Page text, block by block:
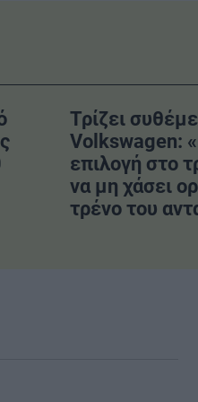
Τρίζει
Volkswagen:
επιλογή στο
να μη χάσει
τρένο του